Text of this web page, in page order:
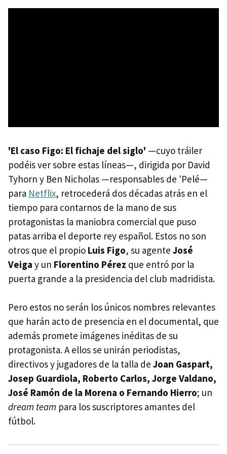
'El caso Figo: El fichaje del siglo' —cuyo tráiler
podéis ver sobre estas líneas—, dirigida por David
Tyhorn y Ben Nicholas —responsables de 'Pelé—
para Netflix, retrocederá dos décadas atrás en el
tiempo para contarnos de la mano de sus
protagonistas la maniobra comercial que puso
patas arriba el deporte rey español. Estos no son
otros que el propio Luis Figo, su agente José
Veiga y un Florentino Pérez que entró por la
puerta grande a la presidencia del club madridista.
Pero estos no serán los únicos nombres relevantes
que harán acto de presencia en el documental, que
además promete imágenes inéditas de su
protagonista. A ellos se unirán periodistas,
directivos y jugadores de la talla de Joan Gaspart,
Josep Guardiola, Roberto Carlos, Jorge Valdano,
José Ramón de la Morena o Fernando Hierro; un
dream team para los suscriptores amantes del
fútbol.